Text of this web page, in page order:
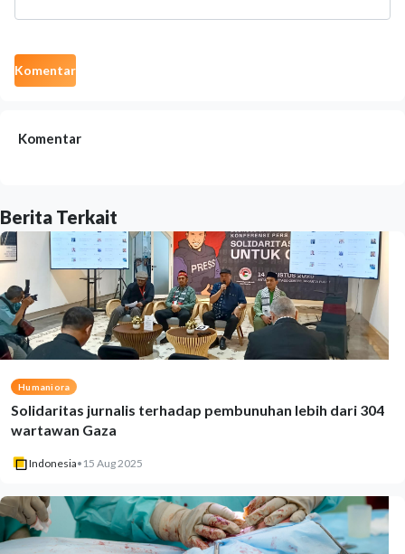
Komentar
Komentar
Berita Terkait
Humaniora
Solidaritas jurnalis terhadap pembunuhan lebih dari 304
wartawan Gaza
Indonesia• 15 Aug 2025